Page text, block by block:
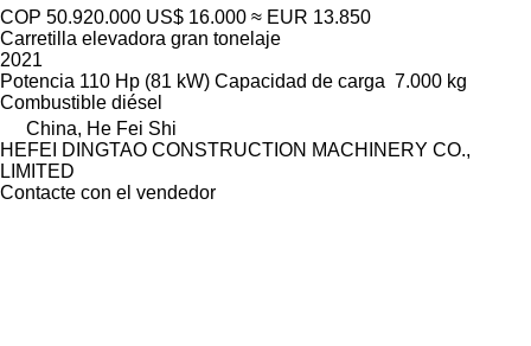
COP 50.920.000 US$ 16.000 ≈ EUR 13.850
Carretilla elevadora gran tonelaje
2021
Potencia 110 Hp (81 kW) Capacidad de carga 7.000 kg
Combustible diésel
China, He Fei Shi
HEFEI DINGTAO CONSTRUCTION MACHINERY CO.,
LIMITED
Contacte con el vendedor